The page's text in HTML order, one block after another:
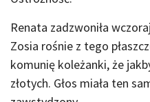
Renata zadzwoniła
Zosia rośnie z tego
komunię koleżanki, że
złotych. Głos miała ten